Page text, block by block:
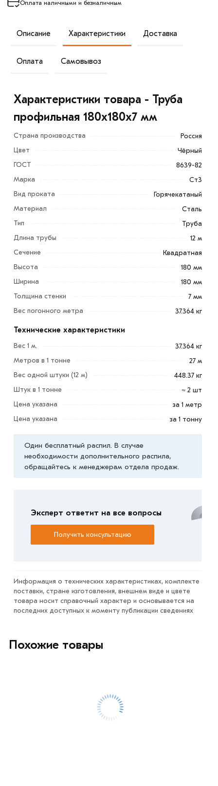
Оплата наличными и безналичным
Описание Характеристики Доставка
Оплата Самовывоз
углеродистой или низколегированной стали.
обустройство столбов и ограждений;
возведение лестниц и опор;
изготовление элементов детских площадок (качелей,
создание каркасов, билбордов, дымоходов, дверных
коробок.
Профтрубы обеспечивают прочность и жесткость
конструкции, повышая ее сопротивляемость нагрузкам.
Они устойчивы к коррозии и деформации, долговечны,
удобны в транспортировке и складировании.
Условия доставки и цены на товар Труба профильная
действительны в Москве и области. Наши
профессиональные менеджеры обработают заказ и
свяжутся с Вами для согласования условий доставки
соответствует всем стандартам качества. Возврат
купленного товарa в течение 7 дней (наличие чека
обязательно).
Характеристики товара - Труба
профильная 180х180х7 мм
Страна производства
Россия
Цвет
Чёрный
ГОСТ
8639-82
Марка
Ст3
Вид проката
Горячекатаный
Материал
Сталь
Тип
Труба
Длина трубы
12 м
Сечение
Квадратная
Высота
180 мм
Ширина
180 мм
Толщина стенки
7 мм
Вес погонного метра
37.364 кг
Технические характеристики
Вес 1 м.
37.364 кг
Метров в 1 тонне
27 м
Вес одной штуки (12 м)
448.37 кг
Штук в 1 тонне
≈ 2 шт
Цена указана
за 1 метр
Цена указана
за 1 тонну
Один бесплатный распил. В случае
необходимости дополнительного распила,
обращайтесь к менеджерам отдела продаж.
Эксперт ответит на все вопросы
Получить консультацию
Информация о технических характеристиках, комплекте
поставки, стране изготовления, внешнем виде и цвете
товара носит справочный характер и основывается на
последних доступных к моменту публикации сведениях
Похожие товары